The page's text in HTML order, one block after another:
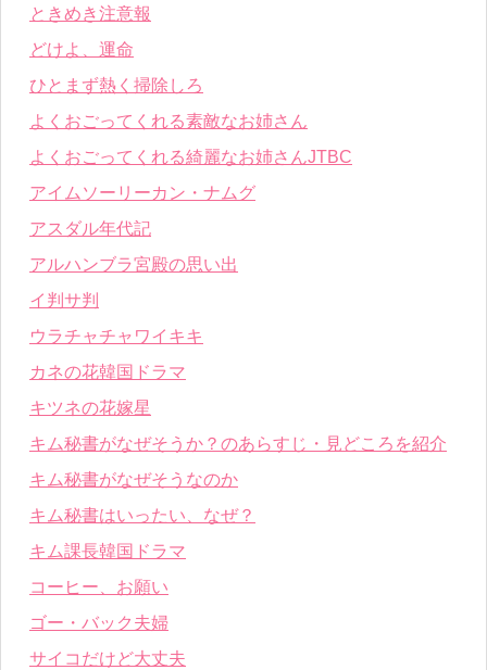
ときめき注意報
どけよ、運命
ひとまず熱く掃除しろ
よくおごってくれる素敵なお姉さん
よくおごってくれる綺麗なお姉さんJTBC
アイムソーリーカン・ナムグ
アスダル年代記
アルハンブラ宮殿の思い出
イ判サ判
ウラチャチャワイキキ
カネの花韓国ドラマ
キツネの花嫁星
キム秘書がなぜそうか？のあらすじ・見どころを紹介
キム秘書がなぜそうなのか
キム秘書はいったい、なぜ？
キム課長韓国ドラマ
コーヒー、お願い
ゴー・バック夫婦
サイコだけど大丈夫